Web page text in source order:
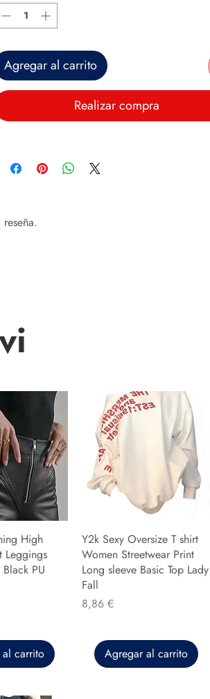
Agregar al carrito
Realizar compra
High
Leggings
Black PU
carrito
Y2k Sexy Oversize T shirt
Women Streetwear Print
Long sleeve Basic Top Lady
Fall
Precio
8,86 €
Agregar al carrito